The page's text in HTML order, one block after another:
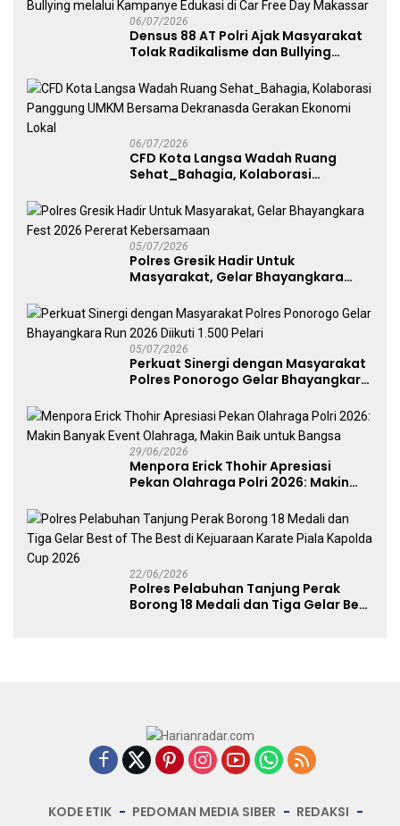
06/07/2026
Densus 88 AT Polri Ajak Masyarakat
Tolak Radikalisme dan Bullying
Free Day Makassar
06/07/2026
CFD Kota Langsa Wadah Ruang
Sehat_Bahagia, Kolaborasi
Dekranasda Gerakan Ekonomi Lokal
05/07/2026
Polres Gresik Hadir Untuk
Masyarakat, Gelar Bhayangkara
05/07/2026
Perkuat Sinergi dengan Masyarakat
Polres Ponorogo Gelar Bhayangkara
29/06/2026
Menpora Erick Thohir Apresiasi
Pekan Olahraga Polri 2026: Makin
untuk Bangsa
22/06/2026
Polres Pelabuhan Tanjung Perak
Borong 18 Medali dan Tiga Gelar Best
KODE ETIK PEDOMAN MEDIA SIBER
REDAKSI